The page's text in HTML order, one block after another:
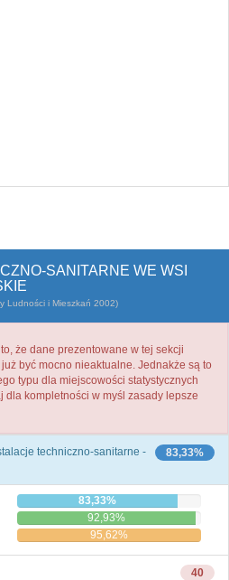
SANITARNE WE WSI
Ludności i Mieszkań 2002)
że dane prezentowane w tej sekcji
być mocno nieaktualne. Jednakże są to
typu dla miejscowości statystycznych
dla kompletności w myśl zasady lepsze
83,33%
techniczno-sanitarne -
83,33%
92,93%
95,62%
40